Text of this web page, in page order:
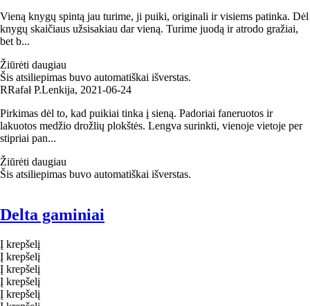
Vieną knygų spintą jau turime, ji puiki, originali ir visiems patinka. Dėl
knygų skaičiaus užsisakiau dar vieną. Turime juodą ir atrodo gražiai,
bet b...
Žiūrėti daugiau
Šis atsiliepimas buvo automatiškai išverstas.
RRafał P.Lenkija, 2021‑06‑24
Pirkimas dėl to, kad puikiai tinka į sieną. Padoriai faneruotos ir
lakuotos medžio drožlių plokštės. Lengva surinkti, vienoje vietoje per
stipriai pan...
Žiūrėti daugiau
Šis atsiliepimas buvo automatiškai išverstas.
Delta gaminiai
Į krepšelį
Į krepšelį
Į krepšelį
Į krepšelį
Į krepšelį